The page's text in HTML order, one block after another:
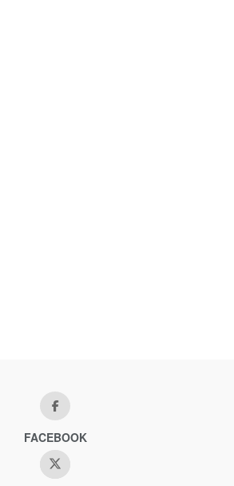
FACEBOOK